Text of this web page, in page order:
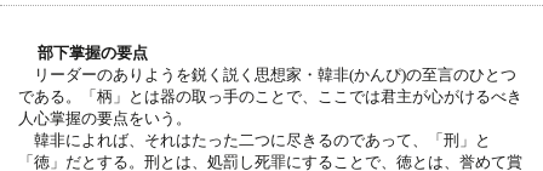
部下掌握の要点
リーダーのありようを鋭く説く思想家・韓非(かんぴ)の至言のひとつ
である。「柄」とは器の取っ手のことで、ここでは君主が心がけるべき
人心掌握の要点をいう。
韓非によれば、それはたった二つに尽きるのであって、「刑」と
「徳」だとする。刑とは、処罰し死罪にすることで、徳とは、誉めて賞